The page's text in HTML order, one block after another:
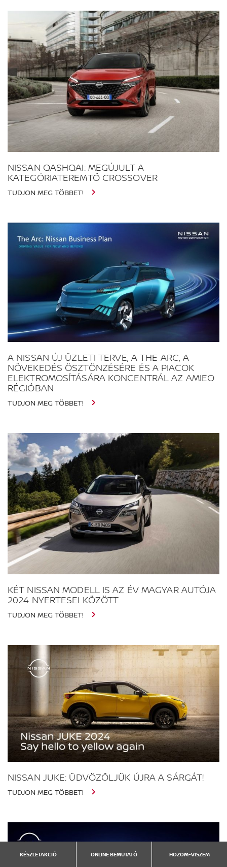
NISSAN QASHQAI: MEGÚJULT A
KATEGÓRIATEREMTŐ CROSSOVER
TUDJON MEG TÖBBET!
A NISSAN ÚJ ÜZLETI TERVE, A THE ARC, A
NÖVEKEDÉS ÖSZTÖNZÉSÉRE ÉS A PIACOK
ELEKTROMOSÍTÁSÁRA KONCENTRÁL AZ AMIEO
RÉGIÓBAN
TUDJON MEG TÖBBET!
KÉT NISSAN MODELL IS AZ ÉV MAGYAR AUTÓJA
2024 NYERTESEI KÖZÖTT
TUDJON MEG TÖBBET!
NISSAN JUKE: ÜDVÖZÖLJÜK ÚJRA A SÁRGÁT!
TUDJON MEG TÖBBET!
KÉSZLETAKCIÓ ONLINE BEMUTATÓ HOZOM-VISZEM